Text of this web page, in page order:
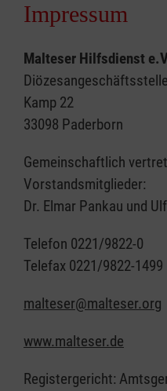
Impressum
Malteser Hilfsdienst
Kamp 22
33098 Paderborn
Gemeinschaftlich
Vorstandsmitglieder:
Dr. Elmar Pankau und
Telefon 0221/9822-0
Telefax 0221/9822-1499
malteser@malteser.org
www.malteser.de
Registergericht: